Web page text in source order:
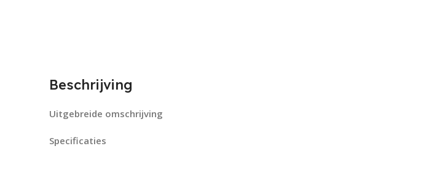
Beschrijving
Uitgebreide omschrijving
Specificaties